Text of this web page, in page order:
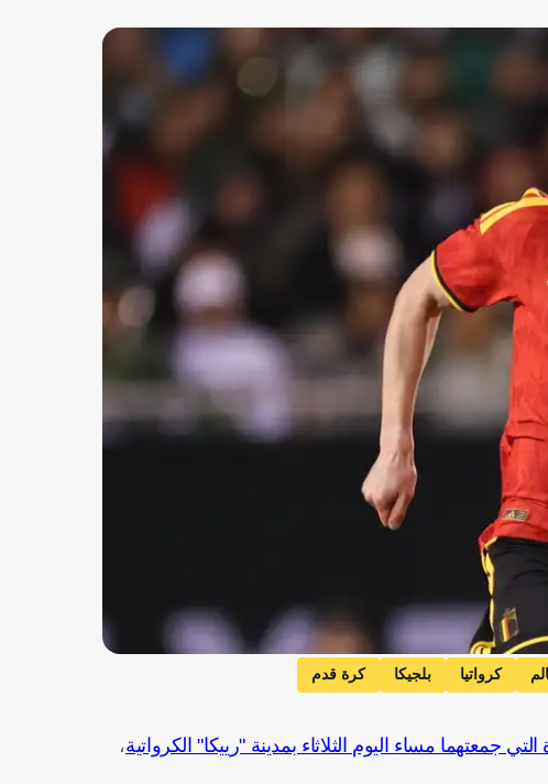
كرواتيا بلجيكا كرة قدم
التي جمعتهما مساء اليوم الثلاثاء بمدينة "رييكا" الكرواتية،